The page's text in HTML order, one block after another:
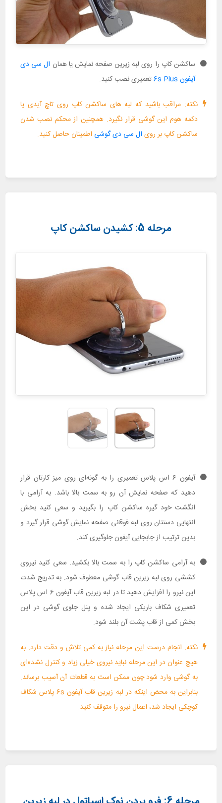
ساکشن کاپ را روی لبه زیرین صفحه نمایش یا همان ال سی دی
آیفون 6s Plus
تعمیری نصب کنید.
نکته: مراقب باشید که لبه های ساکشن کاپ روی تاچ آیدی یا
دکمه هوم این گوشی قرار نگیرد. همچنین از محکم نصب شدن
ساکشن کاپ بر روی ال سی دی گوشی اطمینان حاصل کنید.
مرحله 5: کشیدن ساکشن کاپ
آیفون 6 اس پلاس تعمیری را به گونه‌ای روی میز کارتان قرار
دهید که صفحه نمایش آن رو به سمت بالا باشد. به آرامی با
انگشت خود گیره ساکشن کاپ را بگیرید و سعی کنید بخش
انتهایی دستتان روی لبه فوقانی صفحه نمایش گوشی قرار گیرد و
بدین ترتیب از جابجایی آیفون جلوگیری کند.
به آرامی ساکشن کاپ را به سمت بالا بکشید. سعی کنید نیروی
کششی روی لبه زیرین قاب گوشی معطوف شود. به تدریج شدت
این نیرو را افزایش دهید تا در لبه زیرین قاب آیفون 6 اس پلاس
تعمیری شکاف باریکی ایجاد شده و پنل جلوی گوشی در این
بخش کمی از قاب پشت آن بلند شود.
نکته: انجام درست این مرحله نیاز به کمی تلاش و دقت دارد. به
هیچ عنوان در این مرحله نباید نیروی خیلی زیاد و کنترل نشده‌ای
به گوشی وارد شود چون ممکن است به قطعات آن آسیب برساند.
بنابراین به محض اینکه در لبه زیرین قاب آیفون 6s پلاس شکاف
کوچکی ایجاد شد، اعمال نیرو را متوقف کنید.